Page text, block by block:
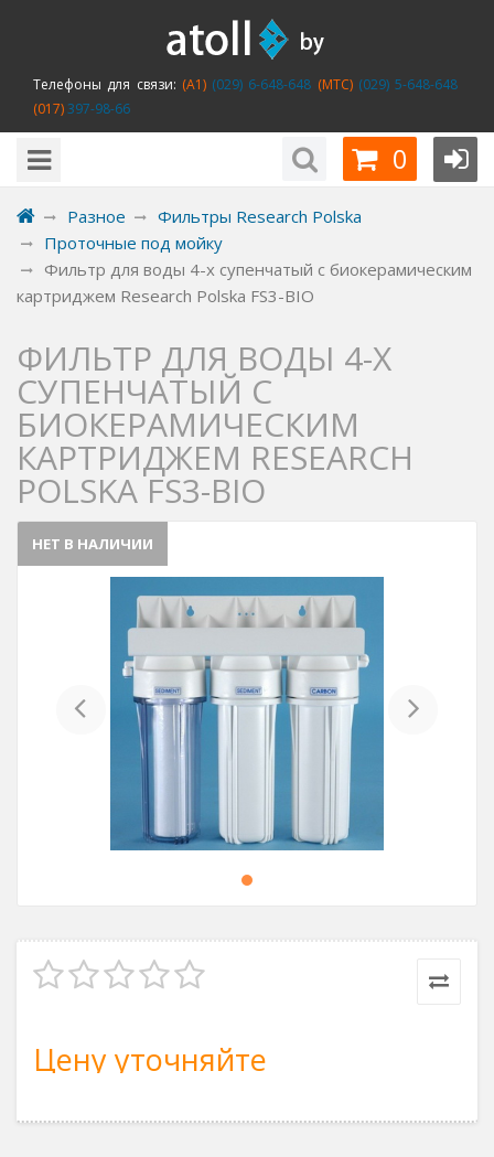
Телефоны для связи: (A1)(029) 6-648-648 (MTC)(029) 5-648-648
(017)397-98-66
0
Разное
Фильтры Research Polska
Проточные под мойку
Фильтр для воды 4-x супенчатый с биокерамическим
картриджем Research Polska FS3-BIO
ФИЛЬТР ДЛЯ ВОДЫ 4-X
СУПЕНЧАТЫЙ С
БИОКЕРАМИЧЕСКИМ
КАРТРИДЖЕМ RESEARCH
POLSKA FS3-BIO
НЕТ В НАЛИЧИИ
Previous
Цену уточняйте